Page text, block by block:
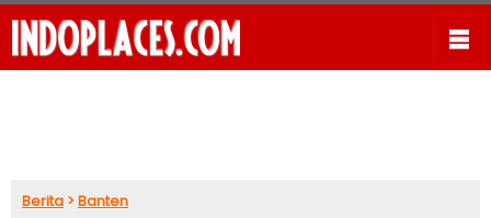
Berita >Banten